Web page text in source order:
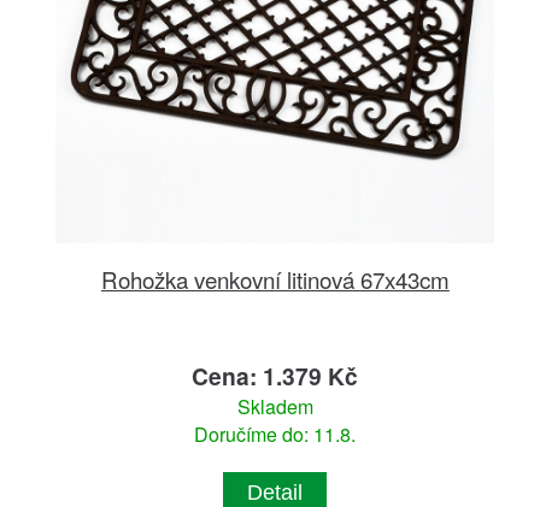
Rohožka venkovní litinová 67x43cm
Cena: 1.379 Kč
Skladem
Doručíme do: 11.8.
Detail